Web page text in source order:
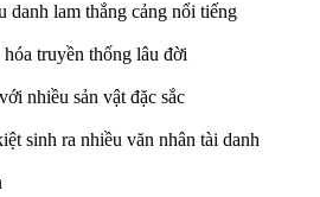
danh lam thắng cảng nổi tiếng
truyền thống lâu đời
nhiều sản vật đặc sắc
sinh ra nhiều văn nhân tài danh